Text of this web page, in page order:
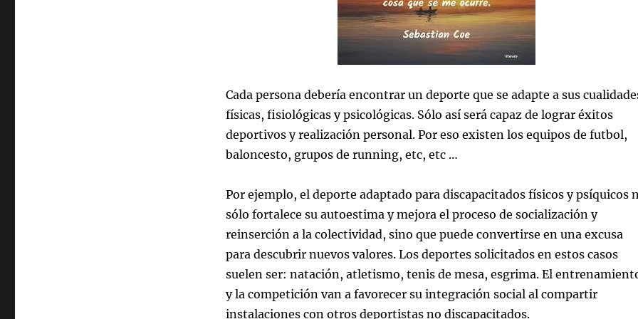
Cada persona debería encontrar un deporte que se adapte a sus
físicas, fisiológicas y psicológicas. Sólo así será capaz de lograr éxitos
deportivos y realización personal. Por eso existen los equipos de futbol,
baloncesto, grupos de running, etc, etc …
Por ejemplo, el deporte adaptado para discapacitados físicos y psíquicos
sólo fortalece su autoestima y mejora el proceso de socialización y
reinserción a la colectividad, sino que puede convertirse en una excusa
para descubrir nuevos valores. Los deportes solicitados en estos casos
suelen ser: natación, atletismo, tenis de mesa, esgrima. El
y la competición van a favorecer su integración social al compartir
instalaciones con otros deportistas no discapacitados.